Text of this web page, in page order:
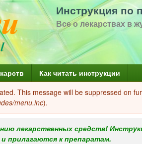
Перейти
к
содержанию
Инструкция по
Все о лекарствах в
Как читать инструкции
This message will be suppressed on
menu.inc).
лекарственных средств!
прилагаются к препаратам.